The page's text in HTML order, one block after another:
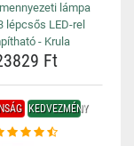
lámpa
lépcsős LED-rel
- Krula
Ft
KEDVEZMÉNY